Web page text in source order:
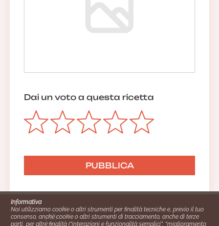
Dai un voto a questa ricetta
Informativa
Noi utilizziamo cookie o altri strumenti per finalità tecniche e, previo il tuo
consenso, anche cookie o altri strumenti di tracciamento, anche di terze
parti, per altre finalità (“interazioni e funzionalità semplici”, “miglioramento